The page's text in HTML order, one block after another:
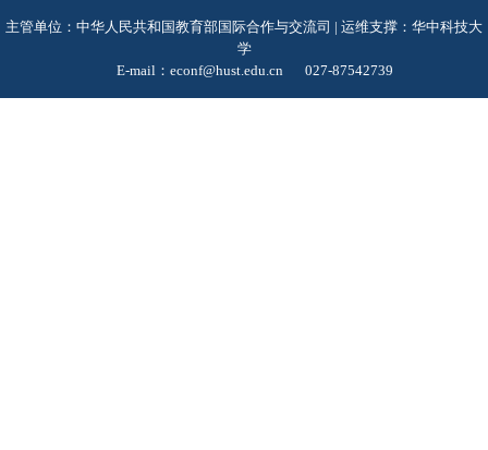
主管单位：中华人民共和国教育部国际合作与交流司 | 运维支撑：华中科技大
学
E-mail：econf@hust.edu.cn
027-87542739